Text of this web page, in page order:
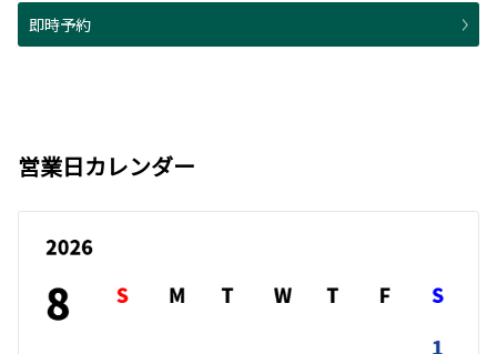
即時予約
営業日カレンダー